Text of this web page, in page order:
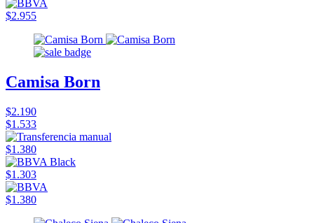
$2.955
Camisa Born
$2.190
$1.533
$1.380
$1.303
$1.380